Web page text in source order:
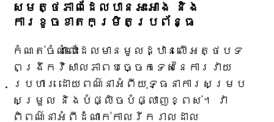
សមត្ថភាពដែលបានអះអាង និង
ការខូចខាតកម្រិតប្រព័ន្ធ
កំណត់ចំណាំលោះដែលមានមូលដ្ឋានលើអត្ថបទ
ពង្រីកវិសាលភាពបច្ចេកទេសនៃការវាយ
ប្រហារ ដោយពណ៌នាអំពីយុទ្ធនាការសម្រប
សម្រួល និងបំផ្លិចបំផ្លាញខ្ពស់។ វា
ពិពណ៌នាអំពីដំណាក់កាលរីករាលដាល